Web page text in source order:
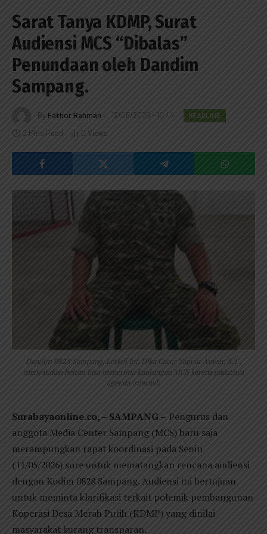
Sarat Tanya KDMP, Surat
Audiensi MCS “Dibalas”
Penundaan oleh Dandim
Sampang.
By Fathor Rahman 12/05/2026 - 10:44 HEADLINE
2 Mins Read 0 Views
Dandim 0828 Sampang, Letkol Inf. Dika Catur Yanuar Anwar, S.T.,
menyatakan belum bisa menerima kunjungan MCS karena padatnya
agenda internal.
Surabayaonline.co, – SAMPANG – Pengurus dan
anggota Media Center Sampang (MCS) baru saja
merampungkan rapat koordinasi pada Senin
(11/05/2026) sore untuk mematangkan rencana audiensi
dengan Kodim 0828 Sampang. Audiensi ini bertujuan
untuk meminta klarifikasi terkait polemik pembangunan
Koperasi Desa Merah Putih (KDMP) yang dinilai
masyarakat kurang transparan.